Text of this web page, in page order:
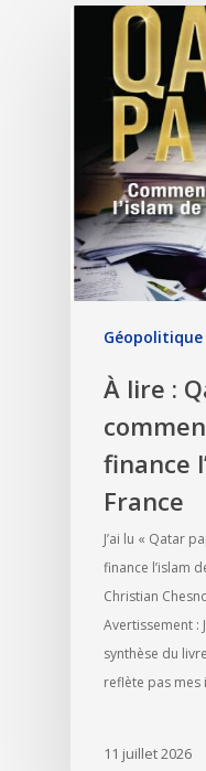
Géopolitique
À lire :
finance
France
J’ai lu « Qatar
finance l’islam
Christian
Avertissement :
synthèse du
reflète pas
11 juillet 2026